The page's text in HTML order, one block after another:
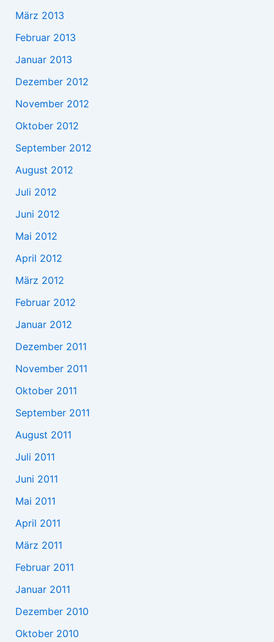
März 2013
Februar 2013
Januar 2013
Dezember 2012
November 2012
Oktober 2012
September 2012
August 2012
Juli 2012
Juni 2012
Mai 2012
April 2012
März 2012
Februar 2012
Januar 2012
Dezember 2011
November 2011
Oktober 2011
September 2011
August 2011
Juli 2011
Juni 2011
Mai 2011
April 2011
März 2011
Februar 2011
Januar 2011
Dezember 2010
Oktober 2010